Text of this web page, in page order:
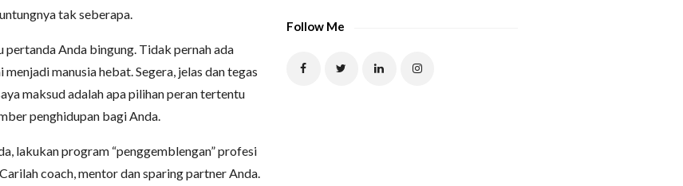
tak seberapa.
pertanda Anda bingung. Tidak pernah ada
manusia hebat. Segera, jelas dan tegas
maksud adalah apa pilihan peran tertentu
penghidupan bagi Anda.
lakukan program “penggemblengan” profesi
coach, mentor dan sparing partner Anda.
Follow Me